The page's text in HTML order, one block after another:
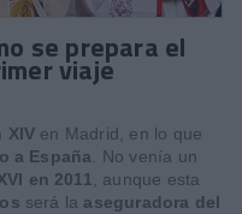
se prepara el
viaje
XIV en Madrid, en lo que
a España. No venía un
en 2011, aunque esta
será la aseguradora del